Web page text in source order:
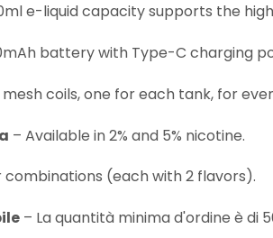
e-liquid capacity supports the
battery with Type-C charging
coils, one for each tank, for
– Available in 2% and 5% nicotine.
combinations (each with 2 flavors).
– La quantità minima d'ordine è di